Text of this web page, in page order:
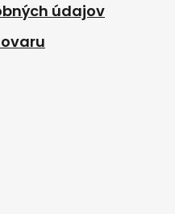
údajov